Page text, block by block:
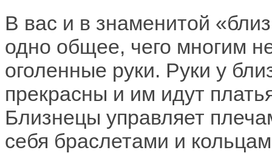
В вас и в знаменитой
одно общее, чего многим
оголенные руки. Руки у
прекрасны и им идут
Близнецы управляет
себя браслетами и